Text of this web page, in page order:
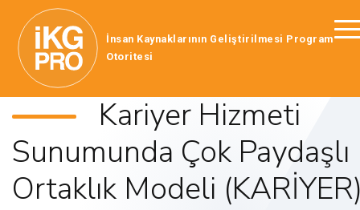
İnsan Kaynaklarının Geliştirilmesi Program
Otoritesi
Kariyer Hizmeti
Sunumunda Çok Paydaşlı
Ortaklık Modeli